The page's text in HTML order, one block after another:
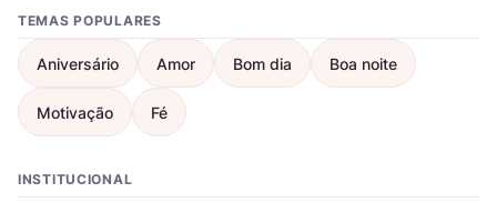
TEMAS POPULARES
Aniversário Amor Bom dia Boa noite
Motivação Fé
INSTITUCIONAL